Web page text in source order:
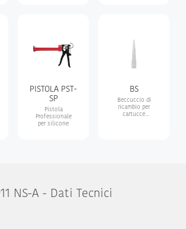
acquari
PISTOLA PST-
SP
Pistola
Professionale
per silicone
BS
Beccuccio di
ricambio per
cartucce
NS-A - Dati Tecnici